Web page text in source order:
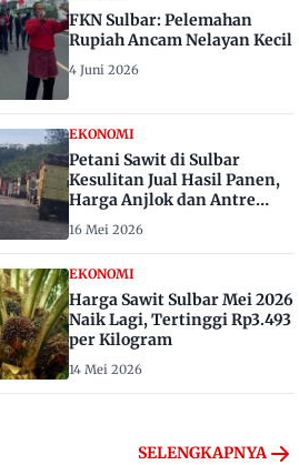
FKN Sulbar: Pelemahan
Rupiah Ancam Nelayan Kecil
4 Juni 2026
EKONOMI
Petani Sawit di Sulbar
Kesulitan Jual Hasil Panen,
Harga Anjlok dan Antre
Berhari-hari
16 Mei 2026
EKONOMI
Harga Sawit Sulbar Mei 2026
Naik Lagi, Tertinggi Rp3.493
per Kilogram
14 Mei 2026
SELENGKAPNYA